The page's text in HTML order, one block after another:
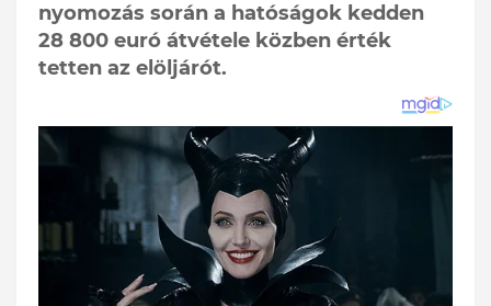
nyomozás során a hatóságok kedden
28 800 euró átvétele közben érték
tetten az elöljárót.